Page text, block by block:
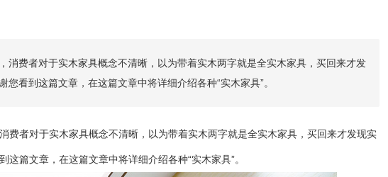
费者对于实木家具概念不清晰，以为带着实木两字就是全实木家具，买回来才发
看到这篇文章，在这篇文章中将详细介绍各种“实木家具”。
费者对于实木家具概念不清晰，以为带着实木两字就是全实木家具，买回来才发现实
篇文章，在这篇文章中将详细介绍各种“实木家具”。